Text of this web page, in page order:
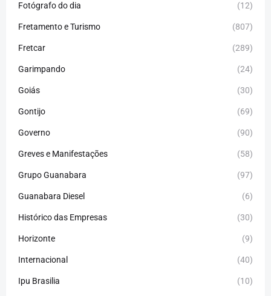
Fotógrafo do dia (12)
Fretamento e Turismo (807)
Fretcar (289)
Garimpando (24)
Goiás (30)
Gontijo (69)
Governo (90)
Greves e Manifestações (58)
Grupo Guanabara (97)
Guanabara Diesel (6)
Histórico das Empresas (30)
Horizonte (9)
Internacional (40)
Ipu Brasilia (10)